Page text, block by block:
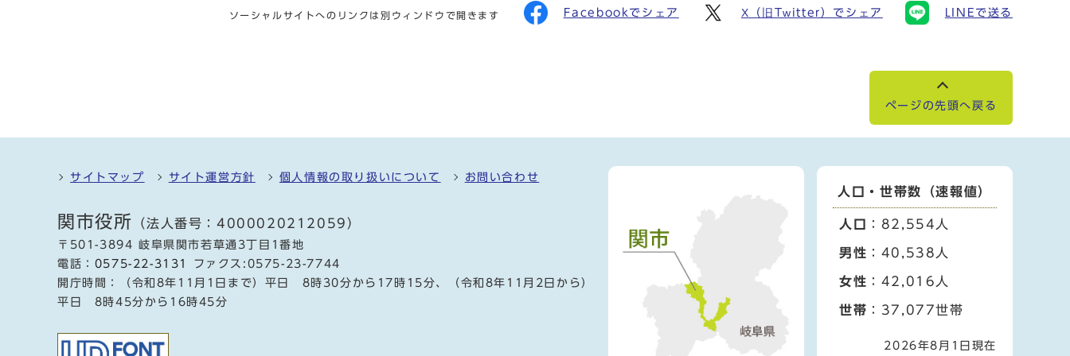
ソーシャルサイトへのリンクは別ウィンドウで開きます Facebookでシェア X（旧Twitter）でシェア LINEで送る
ページの先頭へ戻る
サイトマップ サイト運営方針 個人情報の取り扱いについて お問い合わせ
関市役所 （法人番号：4000020212059）
〒501-3894 岐阜県関市若草通3丁目1番地
電話： 0575-22-3131
ファクス:0575-23-7744
開庁時間：（令和8年11月1日まで）平日 8時30分から17時15分、（令和8年11月2日から）
平日 8時45分から16時45分
人口・世帯数（速報値）
人口 ：82,554人
男性 ：40,538人
女性 ：42,016人
世帯 ：37,077世帯
2026年8月1日現在